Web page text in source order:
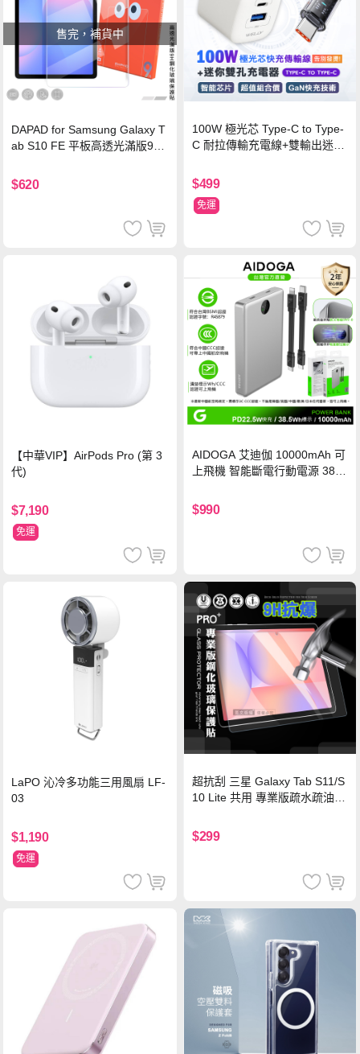
售完，補貨中
DAPAD for Samsung Galaxy T
ab S10 FE 平板高透光滿版9H
$620
100W 極光芯 Type-C to Type-
C 耐拉傳輸充電線+雙輸出迷你
$499
免運
【中華VIP】AirPods Pro (第 3
代)
$7,190
免運
AIDOGA 艾迪伽 10000mAh 可
上飛機 智能斷電行動電源 38.5
灣BSMI/中國CCC/歐美CE/FCC
認證
$990
LaPO 沁冷多功能三用風扇 LF-
03
$1,190
免運
超抗刮 三星 Galaxy Tab S11/S
10 Lite 共用 專業版疏水疏油9
$299